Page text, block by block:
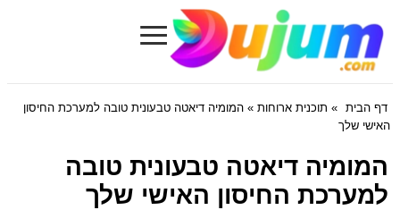
Dujum.com
≡
דף הבית » תוכנית ארוחות » המומיה דיאטה טבעונית טובה למערכת החיסון
האישי שלך
המומיה דיאטה טבעונית טובה
למערכת החיסון האישי שלך